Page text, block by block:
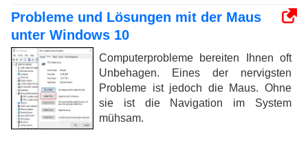
Probleme und Lösungen mit der Maus
unter Windows 10
Computerprobleme bereiten Ihnen oft
Unbehagen. Eines der nervigsten
Probleme ist jedoch die Maus. Ohne
sie ist die Navigation im System
mühsam.